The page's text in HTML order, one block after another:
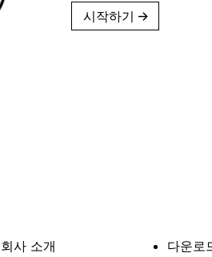
시작하기 →
회사 소개
다운로